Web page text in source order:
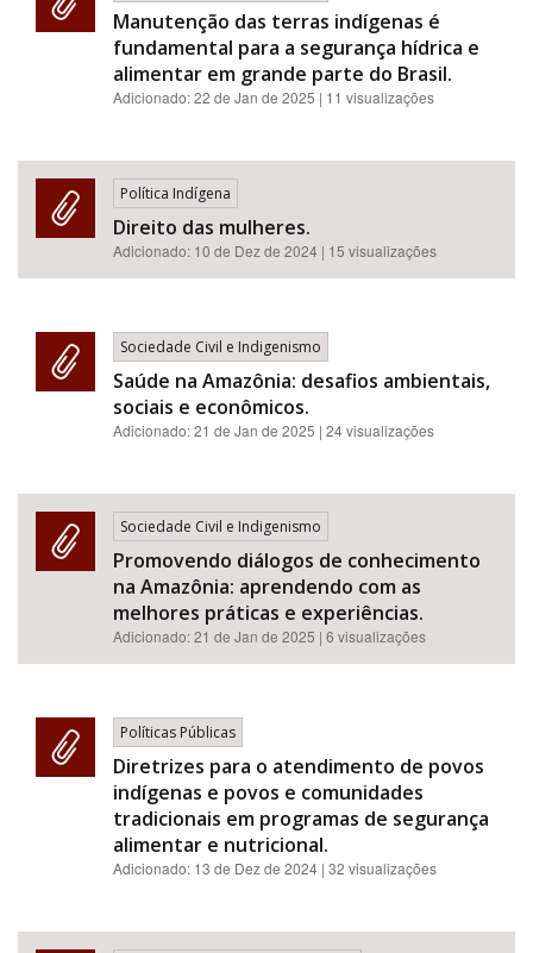
Manutenção das terras indígenas é
fundamental para a segurança hídrica e
alimentar em grande parte do Brasil.
Adicionado:22 de Jan de 2025 | 11 visualizações
Política Indígena
Direito das mulheres.
Adicionado: 10 de Dez de 2024 | 15 visualizações
Sociedade Civil e Indigenismo
Saúde na Amazônia: desafios ambientais,
sociais e econômicos.
Adicionado:21 de Jan de 2025 | 24 visualizações
Sociedade Civil e Indigenismo
Promovendo diálogos de conhecimento
na Amazônia: aprendendo com as
melhores práticas e experiências.
Adicionado:21 de Jan de 2025 | 6 visualizações
Políticas Públicas
Diretrizes para o atendimento de povos
indígenas e povos e comunidades
tradicionais em programas de segurança
alimentar e nutricional.
Adicionado: 13 de Dez de 2024 | 32 visualizações